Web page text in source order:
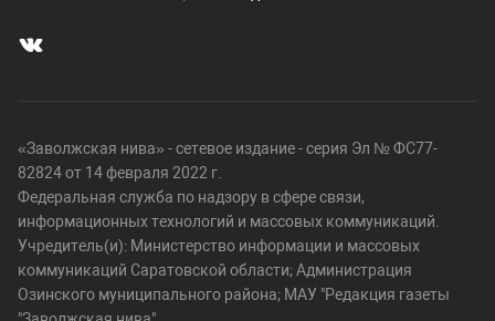
«Заволжская нива» - сетевое издание - серия Эл № ФС77-
82824 от 14 февраля 2022 г.
Федеральная служба по надзору в сфере связи,
информационных технологий и массовых коммуникаций.
Учредитель(и): Министерство информации и массовых
коммуникаций Саратовской области; Администрация
Озинского муниципального района; МАУ "Редакция газеты